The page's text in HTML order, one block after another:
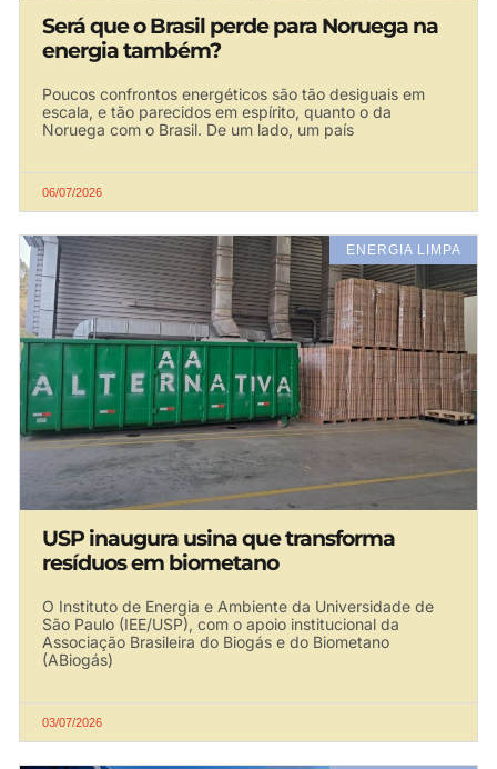
Será que o Brasil perde para Noruega na
energia também?
Poucos confrontos energéticos são tão desiguais em
escala, e tão parecidos em espírito, quanto o da
Noruega com o Brasil. De um lado, um país
06/07/2026
ENERGIA LIMPA
USP inaugura usina que transforma
resíduos em biometano
O Instituto de Energia e Ambiente da Universidade de
São Paulo (IEE/USP), com o apoio institucional da
Associação Brasileira do Biogás e do Biometano
(ABiogás)
03/07/2026